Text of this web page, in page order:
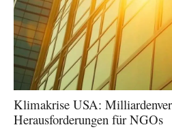
Klimakrise USA:
Herausforderungen für NGOs